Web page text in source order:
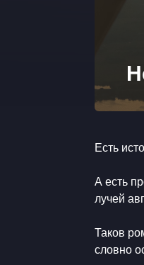
​Есть
​А есть
лучей
​Таков
словно